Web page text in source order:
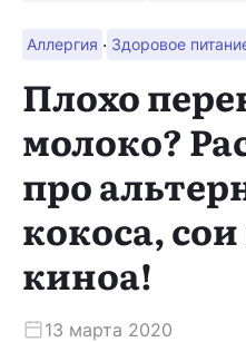
Аллергия · Здоровое
Плохо
молоко?
про
кокоса,
киноа!
13 марта 2020